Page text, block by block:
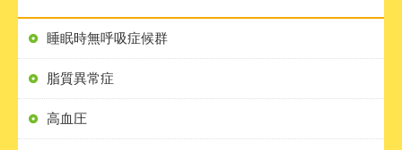
睡眠時無呼吸症候群
脂質異常症
高血圧